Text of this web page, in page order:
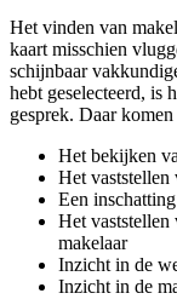
Het vinden van
kaart misschien
schijnbaar
hebt geselecteerd, is
gesprek. Daar
Het bekijken
Het vaststellen
Een
Het vaststellen
makelaar
Inzicht in de
Inzicht in de